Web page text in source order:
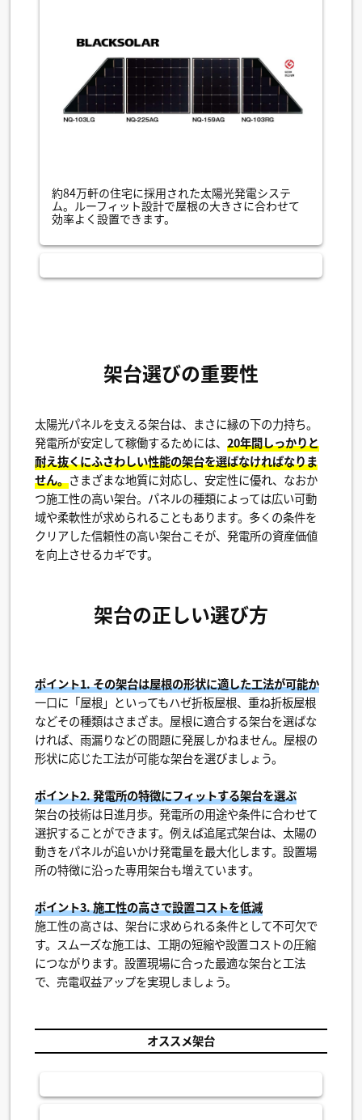
約84万軒の住宅に採用された太陽光発電システ
ム。ルーフィット設計で屋根の大きさに合わせて
効率よく設置できます。
架台選びの重要性
太陽光パネルを支える架台は、まさに縁の下の力持ち。
発電所が安定して稼働するためには、20年間しっかりと
耐え抜くにふさわしい性能の架台を選ばなければなりま
せん。さまざまな地質に対応し、安定性に優れ、なおか
つ施工性の高い架台。パネルの種類によっては広い可動
域や柔軟性が求められることもあります。多くの条件を
クリアした信頼性の高い架台こそが、発電所の資産価値
を向上させるカギです。
架台の正しい選び方
ポイント1. その架台は屋根の形状に適した工法が可能か
一口に「屋根」といってもハゼ折板屋根、重ね折板屋根
などその種類はさまざま。屋根に適合する架台を選ばな
ければ、雨漏りなどの問題に発展しかねません。屋根の
形状に応じた工法が可能な架台を選びましょう。
ポイント2. 発電所の特徴にフィットする架台を選ぶ
架台の技術は日進月歩。発電所の用途や条件に合わせて
選択することができます。例えば追尾式架台は、太陽の
動きをパネルが追いかけ発電量を最大化します。設置場
所の特徴に沿った専用架台も増えています。
ポイント3. 施工性の高さで設置コストを低減
施工性の高さは、架台に求められる条件として不可欠で
す。スムーズな施工は、工期の短縮や設置コストの圧縮
につながります。設置現場に合った最適な架台と工法
で、売電収益アップを実現しましょう。
オススメ架台